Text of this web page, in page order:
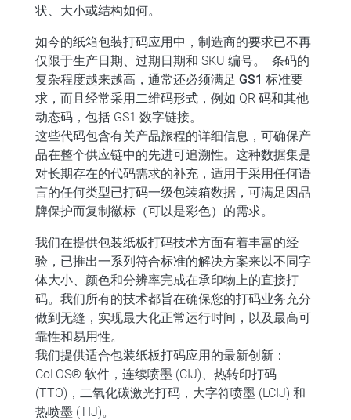
状、大小或结构如何。
如今的纸箱包装打码应用中，制造商的要求已不再
仅限于生产日期、过期日期和 SKU 编号。 条码的
复杂程度越来越高，通常还必须满足 GS1 标准要
求，而且经常采用二维码形式，例如 QR 码和其他
动态码，包括 GS1 数字链接。
这些代码包含有关产品旅程的详细信息，可确保产
品在整个供应链中的先进可追溯性。这种数据集是
对长期存在的代码需求的补充，适用于采用任何语
言的任何类型已打码一级包装箱数据，可满足因品
牌保护而复制徽标（可以是彩色）的需求。
我们在提供包装纸板打码技术方面有着丰富的经
验， 已推出一系列符合标准的解决方案来以不同字
体大小、颜色和分辨率完成在承印物上的直接打
码。 我们所有的技术都旨在确保您的打码业务充分
做到无缝，实现最大化正常运行时间，以及最高可
靠性和易用性。
我们提供适合包装纸板打码应用的最新创新：
CoLOS® 软件，连续喷墨 (CIJ)、热转印打码
(TTO)，二氧化碳激光打码，大字符喷墨 (LCIJ) 和
热喷墨 (TIJ)。